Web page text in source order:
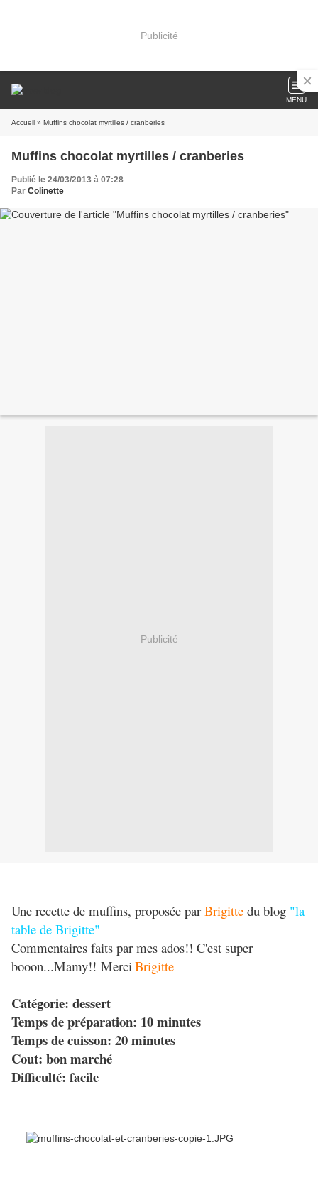
Publicité
MENU
Accueil » Muffins chocolat myrtilles / cranberies
Muffins chocolat myrtilles / cranberies
Publié le 24/03/2013 à 07:28
Par Colinette
Publicité
Une recette de muffins, proposée par Brigitte du blog "la
table de Brigitte"
Commentaires faits par mes ados!! C'est super
booon...Mamy!! MerciBrigitte
Catégorie: dessert
Temps de préparation: 10 minutes
Temps de cuisson: 20 minutes
Cout: bon marché
Difficulté: facile